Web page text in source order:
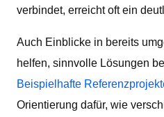
verbindet, erreicht oft ein
Auch Einblicke in bereits
helfen, sinnvolle Lösungen
Beispielhafte
Orientierung dafür, wie